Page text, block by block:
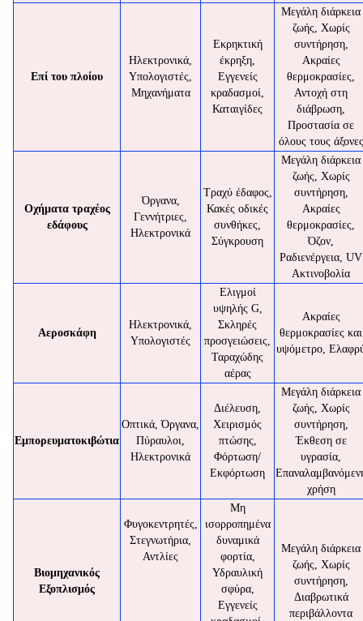
Επί του πλοίου
Ηλεκτρονικά,
Υπολογιστές,
Μηχανήματα
Εκρηκτική
έκρηξη,
Εγγενείς
κραδασμοί,
Καταιγίδες
Μεγάλη διάρκεια
ζωής, Χωρίς
συντήρηση,
Ακραίες
θερμοκρασίες,
Αντοχή στη
διάβρωση,
Προστασία σε
όλους τους άξονες
Οχήματα τραχέος
εδάφους
Όργανα,
Γεννήτριες,
Ηλεκτρονικά
Τραχύ έδαφος,
Κακές οδικές
συνθήκες,
Σύγκρουση
Μεγάλη διάρκεια
ζωής, Χωρίς
συντήρηση,
Ακραίες
θερμοκρασίες,
Όζον,
Ραδιενέργεια, UV
Ακτινοβολία
Αεροσκάφη
Ηλεκτρονικά,
Υπολογιστές
Ελιγμοί
υψηλής G,
Σκληρές
προσγειώσεις,
Ταραχώδης
αέρας
Ακραίες
θερμοκρασίες και
υψόμετρο,
Εμπορευματοκιβώτια
Οπτικά, Όργανα,
Πύραυλοι,
Ηλεκτρονικά
Διέλευση,
Χειρισμός
πτώσης,
Φόρτωση/
Εκφόρτωση
Μεγάλη διάρκεια
ζωής, Χωρίς
συντήρηση,
Έκθεση σε
υγρασία,
χρήση
Βιομηχανικός
Εξοπλισμός
Φυγοκεντρητές,
Στεγνωτήρια,
Αντλίες
Μη
ισορροπημένα
δυναμικά
φορτία,
Υδραυλική
σφύρα,
Εγγενείς
Μεγάλη διάρκεια
ζωής, Χωρίς
συντήρηση,
Διαβρωτικά
περιβάλλοντα